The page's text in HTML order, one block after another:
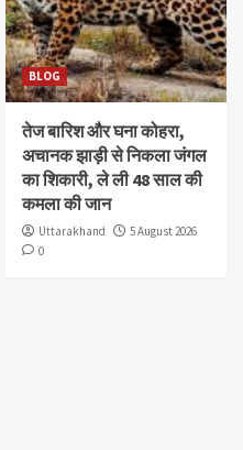
BLOG
तेज बारिश और घना कोहरा,
अचानक झाड़ी से निकला जंगल
का शिकारी, ले ली 48 साल की
कमला की जान
Uttarakhand
5 August 2026
0